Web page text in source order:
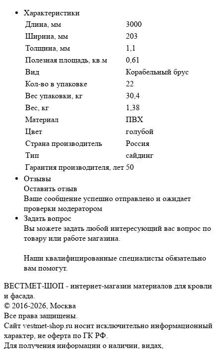
Характеристики
Длина, мм
3000
Ширина, мм
203
Толщина, мм
1,1
Полезная площадь, кв.м
0,61
Вид
Корабельный брус
Кол-во в упаковке
22
Вес упаковки, кг
30,4
Вес, кг
1,38
Материал
ПВХ
Цвет
голубой
Страна производитель
Россия
Тип
сайдинг
Гарантия производителя, лет 50
Отзывы
Оставить отзыв
Ваше сообщение успешно отправлено и ожидает
проверки модератором
Задать вопрос
Вы можете задать любой интересующий вас вопрос по
товару или работе магазина.
Наши квалифицированные специалисты обязательно
вам помогут.
ВЕСТМЕТ-ШОП - интернет-магазин материалов для кровли
и фасада.
© 2016-2026, Москва
Все права защищены.
Сайт vestmet-shop.ru носит исключительно информационный
характер, не оферта по ГК РФ.
Для получения информации о наличии, видах,